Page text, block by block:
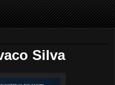
Silva